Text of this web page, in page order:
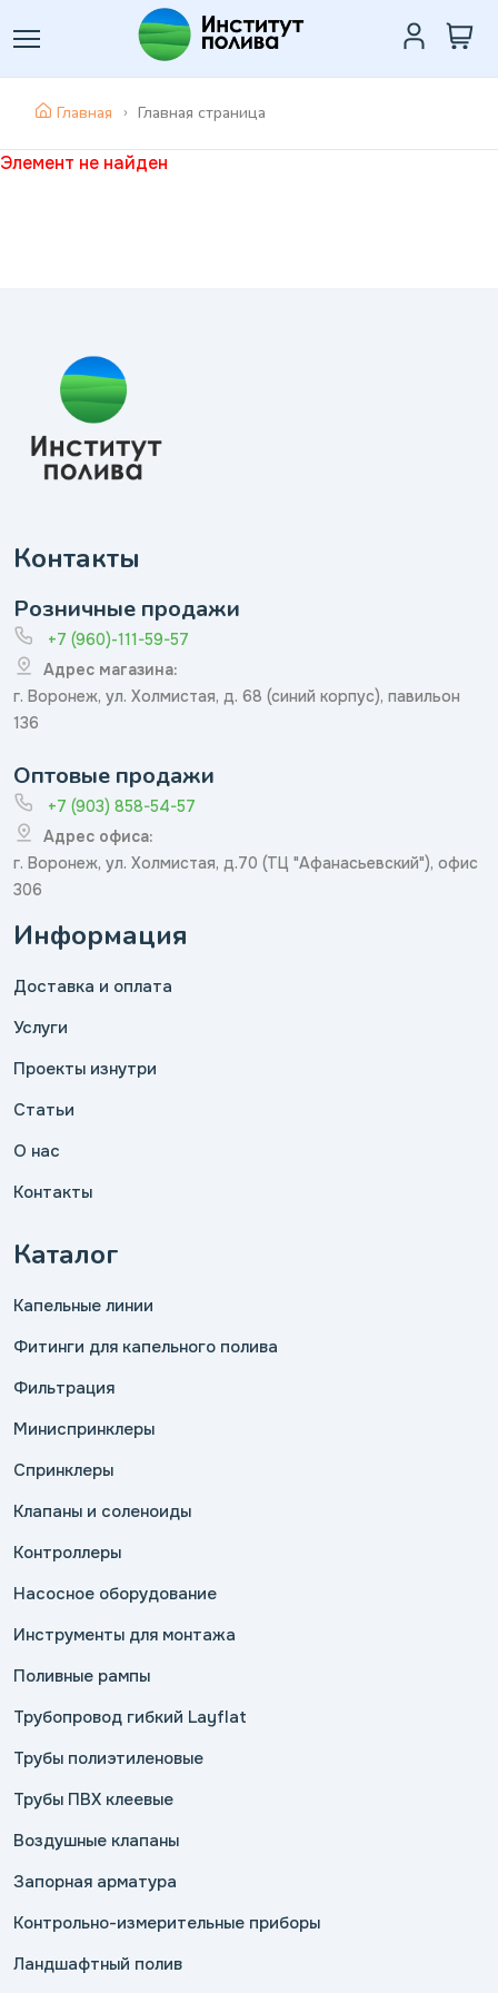
Главная Главная страница
Элемент не найден
Контакты
Розничные продажи
+7 (960)-111-59-57
Адрес магазина:
г. Воронеж, ул. Холмистая, д. 68 (синий корпус), павильон
136
Оптовые продажи
+7 (903) 858-54-57
Адрес офиса:
г. Воронеж, ул. Холмистая, д.70 (ТЦ "Афанасьевский"), офис
306
Информация
Доставка и оплата
Услуги
Проекты изнутри
Статьи
О нас
Контакты
Каталог
Капельные линии
Фитинги для капельного полива
Фильтрация
Миниспринклеры
Спринклеры
Клапаны и соленоиды
Контроллеры
Насосное оборудование
Инструменты для монтажа
Поливные рампы
Трубопровод гибкий Layflat
Трубы полиэтиленовые
Трубы ПВХ клеевые
Воздушные клапаны
Запорная арматура
Контрольно-измерительные приборы
Ландшафтный полив